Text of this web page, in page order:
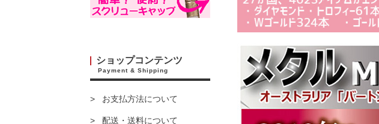
ショップコンテンツ
Payment & Shipping
お支払方法について
配送・送料について